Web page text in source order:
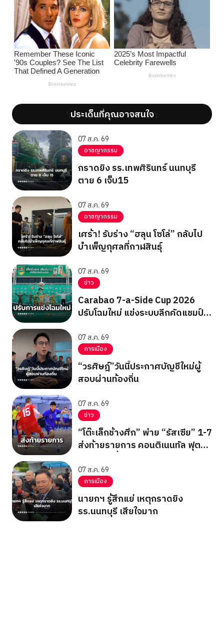
';ประเด็นที่คุณอาจสนใจ';
07 ส.ค. 69
อาชญากรรม
กราดยิง รร.เทพศิรินทร์ นนทบุรี
ตาย 6 เจ็บ15
07 ส.ค. 69
อาชญากรรม
เศร้า! รับร่าง “ฮลุน โซโล่” กลับไป
บำเพ็ญกุศลที่กาฬสินธุ์
07 ส.ค. 69
ข่าว
Carabao 7-a-Side Cup 2026
ปรับโฉมใหม่ แข่งระบบลีกคัดแชมป์
07 ส.ค. 69
การเมือง
“วรศิษฎ์”วันนี้ประกาศบัญชีใหม่ผู้
สอบผ่านท้องถิ่น
07 ส.ค. 69
ข่าว
“โต๊ะเล็กช้างศึก” พ่าย “รัสเซีย” 1-7
ส่งท้ายรายการ คอนติเนนทัล ฟุต
07 ส.ค. 69
การเมือง
นายกฯ รู้สึกแย่ เหตุกราดยิง
รร.นนทบุรี เสียใจมาก